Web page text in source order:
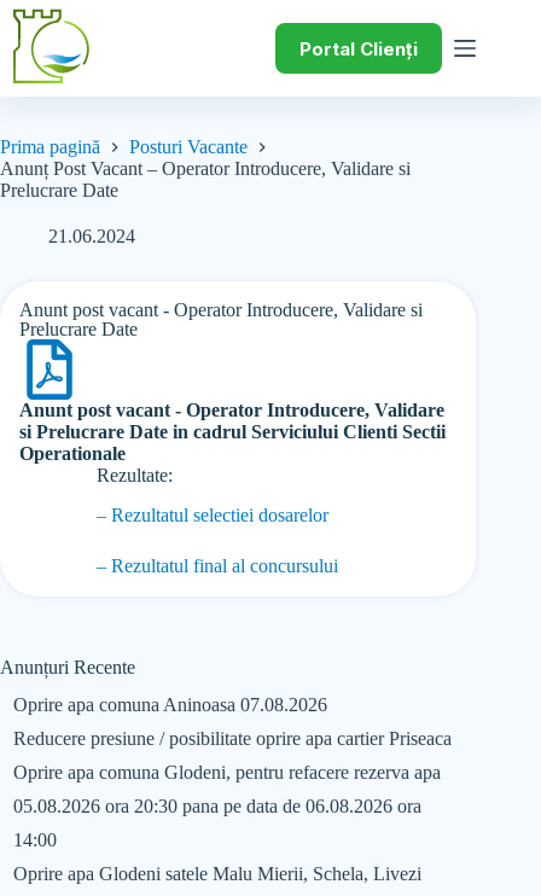
Portal Clienți
Prima pagină
Posturi Vacante
Anunț Post Vacant – Operator Introducere, Validare si
Prelucrare Date
21.06.2024
Anunt post vacant - Operator Introducere, Validare si
Prelucrare Date
Anunt post vacant - Operator Introducere, Validare
si Prelucrare Date in cadrul Serviciului Clienti Sectii
Operationale
Rezultate:
– Rezultatul selectiei dosarelor
– Rezultatul final al concursului
Anunțuri Recente
Oprire apa comuna Aninoasa 07.08.2026
Reducere presiune / posibilitate oprire apa cartier Priseaca
Oprire apa comuna Glodeni, pentru refacere rezerva apa
05.08.2026 ora 20:30 pana pe data de 06.08.2026 ora
14:00
Oprire apa Glodeni satele Malu Mierii, Schela, Livezi